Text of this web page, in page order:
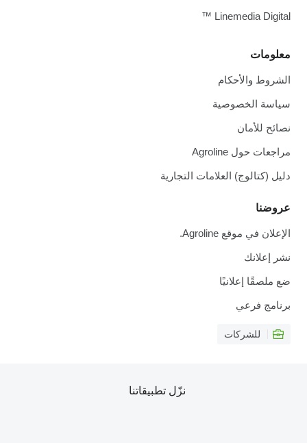
معلومات
الشروط والأحكام
سياسة الخصوصية
نصائح للأمان
مراجعات حول Agroline
دليل (كتالوج) العلامات التجارية
عروضنا
الإعلان في موقع Agroline.
نشر إعلانك
ضع ملصقًا إعلانيًا
برنامج فرعي
للشركات
Linemedia Digital ™
نزّل تطبيقاتنا